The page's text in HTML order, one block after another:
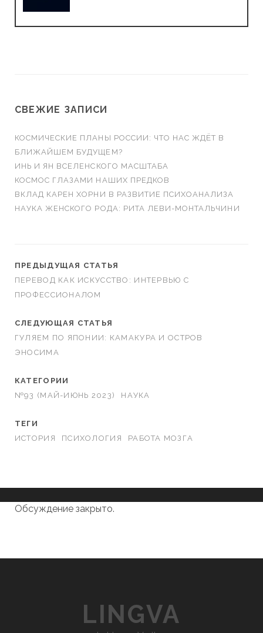
СВЕЖИЕ ЗАПИСИ
КОСМИЧЕСКИЕ ПЛАНЫ РОССИИ: ЧТО НАС ЖДЁТ В
БЛИЖАЙШЕМ БУДУЩЕМ?
ИНЬ И ЯН ВСЕЛЕНСКОГО МАСШТАБА
КОСМОС ГЛАЗАМИ НАШИХ ПРЕДКОВ
ВКЛАД КАРЕН ХОРНИ В РАЗВИТИЕ ПСИХОАНАЛИЗА
НАУКА ЖЕНСКОГО РОДА: РИТА ЛЕВИ-МОНТАЛЬЧИНИ
ПРЕДЫДУЩАЯ СТАТЬЯ
ПЕРЕВОД КАК ИСКУССТВО: ИНТЕРВЬЮ С
ПРОФЕССИОНАЛОМ
СЛЕДУЮЩАЯ СТАТЬЯ
ГУЛЯЕМ ПО ЯПОНИИ: КАМАКУРА И ОСТРОВ
ЭНОСИМА
КАТЕГОРИИ
№93 (МАЙ-ИЮНЬ 2023)
НАУКА
ТЕГИ
ИСТОРИЯ
ПСИХОЛОГИЯ РАБОТА МОЗГА
Обсуждение закрыто.
LINGVA